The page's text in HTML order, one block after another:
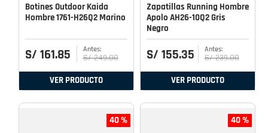
Botines Outdoor Kaida
Hombre 1761-H26Q2 Marino
S/ 161.85 S/ 249.00
VER PRODUCTO
Zapatillas Running Hombre
Apolo AH26-10Q2 Gris
Negro
S/ 155.35 S/ 239.00
VER PRODUCTO
40 % 40 %